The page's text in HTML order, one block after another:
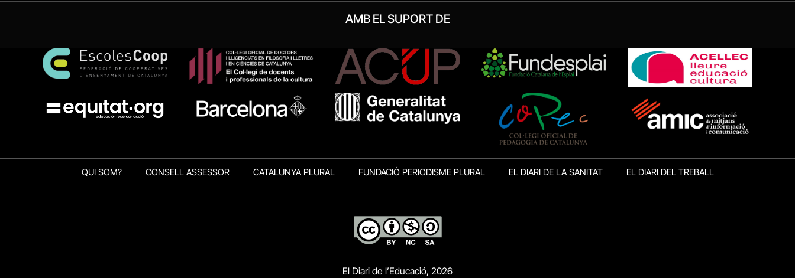
AMB EL SUPORT DE
QUI SOM? CONSELL ASSESSOR CATALUNYA PLURAL FUNDACIÓ PERIODISME PLURAL EL DIARI DE LA SANITAT EL DIARI DEL TREBALL
El Diari de l’Educació, 2026